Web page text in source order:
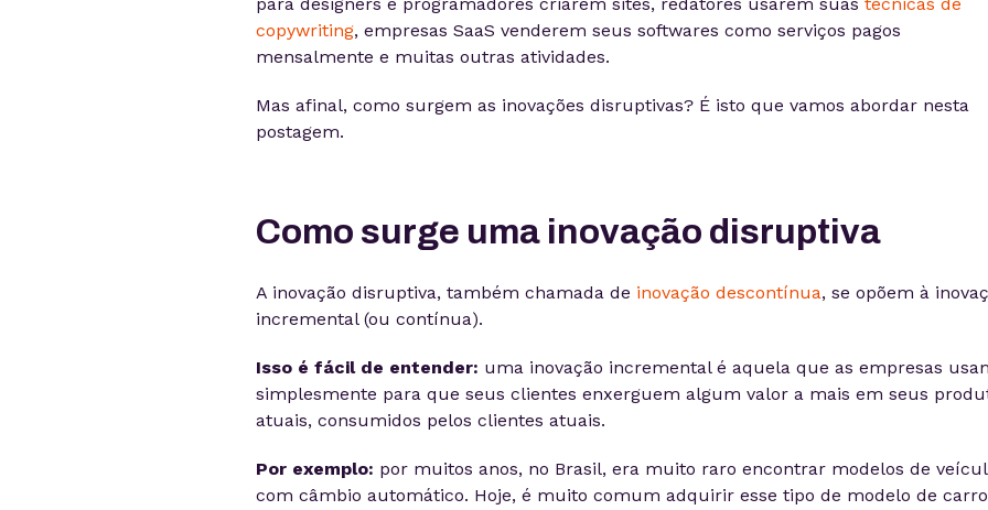
copywriting, empresas SaaS venderem seus softwares como serviços pagos
mensalmente e muitas outras atividades.
Mas afinal, como surgem as inovações disruptivas? É isto que vamos abordar nesta
postagem.
Como surge uma inovação disruptiva
A inovação disruptiva, também chamada de inovação descontínua, se opõem à
incremental (ou contínua).
Isso é fácil de entender: uma inovação incremental é aquela que as empresas
simplesmente para que seus clientes enxerguem algum valor a mais em seus
atuais, consumidos pelos clientes atuais.
Por exemplo: por muitos anos, no Brasil, era muito raro encontrar modelos de
com câmbio automático. Hoje, é muito comum adquirir esse tipo de modelo de carro